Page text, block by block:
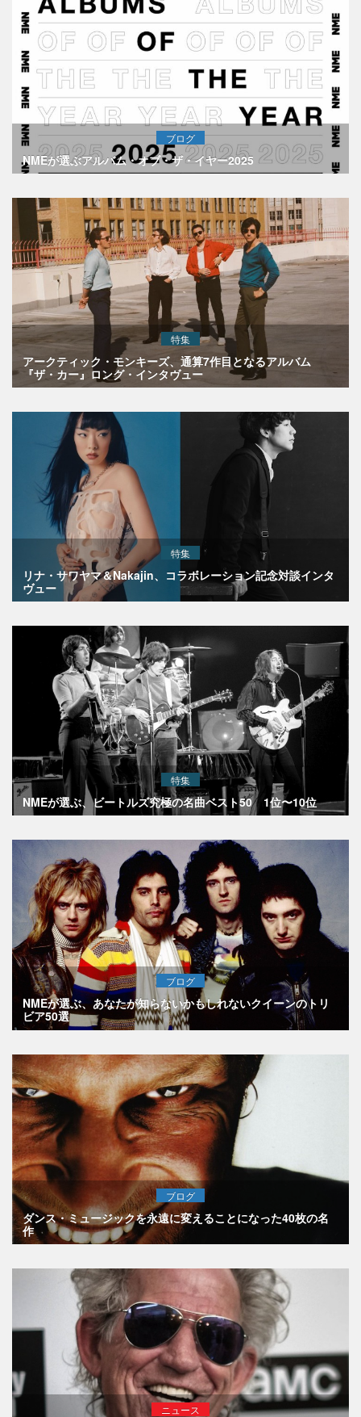
ブログ
NMEが選ぶアルバム・オブ・ザ・イヤー2025
特集
アークティック・モンキーズ、通算7作目となるアルバム
『ザ・カー』ロング・インタヴュー
特集
リナ・サワヤマ＆Nakajin、コラボレーション記念対談インタ
ヴュー
特集
NMEが選ぶ、ビートルズ究極の名曲ベスト50 1位〜10位
ブログ
NMEが選ぶ、あなたが知らないかもしれないクイーンのトリ
ビア50選
ブログ
ダンス・ミュージックを永遠に変えることになった40枚の名
作
ニュース